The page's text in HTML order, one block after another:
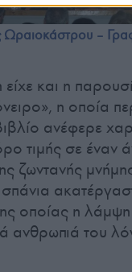
–
και η
η οποία
ανέφερε
τιμής σε έναν
ζωντανής
οποίας η λάμψη
ανθρωπιά του